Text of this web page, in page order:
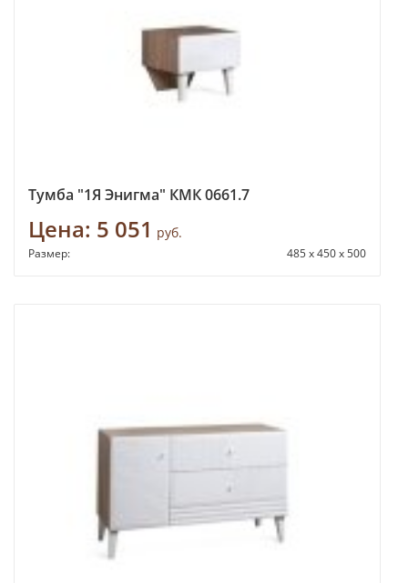
Тумба "1Я Энигма" КМК 0661.7
Цена: 5 051 руб.
Размер: 485 x 450 x 500